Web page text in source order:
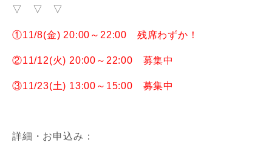
▽ ▽ ▽
①11/8(金) 20:00～22:00 残席わずか！
②11/12(火) 20:00～22:00 募集中
③11/23(土) 13:00～15:00 募集中
詳細・お申込み：